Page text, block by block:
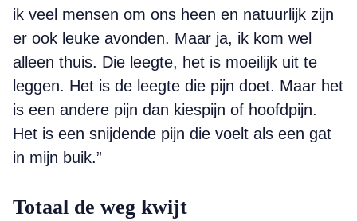
ik veel mensen om ons heen en natuurlijk zijn
er ook leuke avonden. Maar ja, ik kom wel
alleen thuis. Die leegte, het is moeilijk uit te
leggen. Het is de leegte die pijn doet. Maar het
is een andere pijn dan kiespijn of hoofdpijn.
Het is een snijdende pijn die voelt als een gat
in mijn buik.”
Totaal de weg kwijt